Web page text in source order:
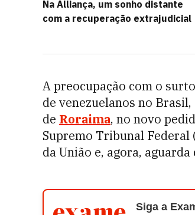
Na Alliança, um sonho distante
com a recuperação extrajudicial
A preocupação com o
de venezuelanos no
de Roraima, no novo
Supremo Tribunal Federal
da União e, agora,
Siga a